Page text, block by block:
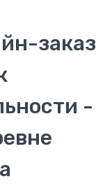
заказ
-